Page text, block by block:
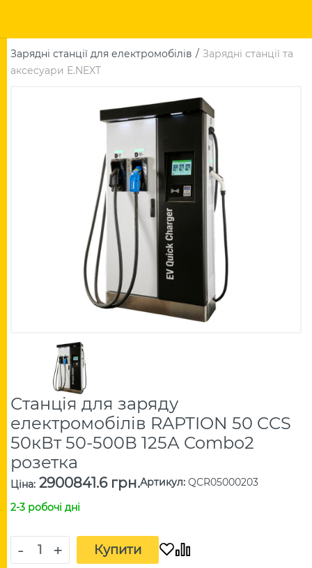
Зарядні станції для електромобілів
Зарядні станції та
аксесуари E.NEXT
Станція для заряду
електромобілів RAPTION 50 CCS
50кВт 50-500В 125А Combo2
розетка
Ціна: 2900841.6 грн.Артикул: QCR05000203
2-3 робочі дні
- + Купити